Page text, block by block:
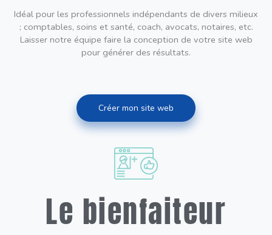
Idéal pour les professionnels indépendants de divers milieux
; comptables, soins et santé, coach, avocats, notaires, etc.
Laisser notre équipe faire la conception de votre site web
pour générer des résultats.
Créer mon site web
Le bienfaiteur